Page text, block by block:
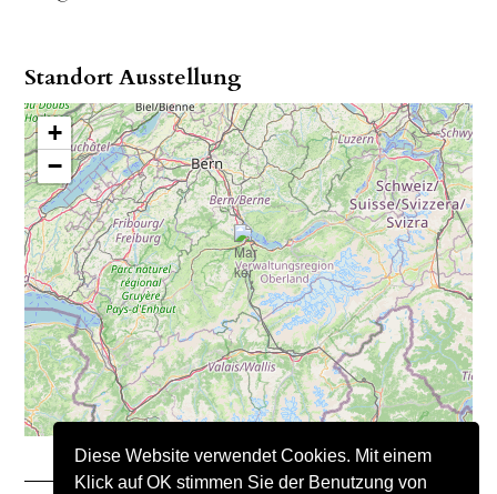
Diese Website verwendet Cookies. Mit einem
Klick auf OK stimmen Sie der Benutzung von
Standort Ausstellung
+
−